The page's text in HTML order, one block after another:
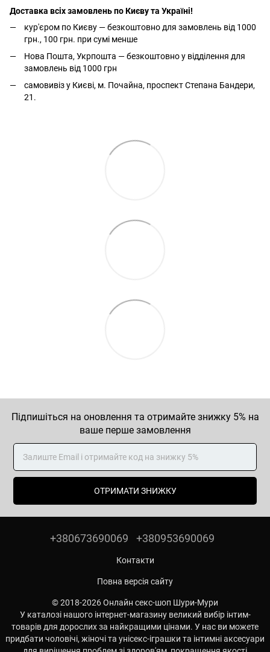
Доставка всіх замовлень по Києву та Україні!
кур'єром по Києву — безкоштовно для замовлень від 1000
грн., 100 грн. при сумі менше
Нова Пошта, Укрпошта — безкоштовно у відділення для
замовлень від 1000 грн
самовивіз у Києві, м. Почайна, проспект Степана Бандери,
21.
Підпишіться на оновлення та отримайте знижку 5% на
ваше перше замовлення
ОТРИМАТИ ЗНИЖКУ
+380673690069 +380953690069
Контакти
Повна версія сайту
© 2018-2026 Онлайн секс-шоп Шури-Мури
У каталозі нашого інтернет-магазину великий вибір інтим-
товарів для дорослих за найкращими цінами. У нас ви можете
придбати чоловічі, жіночі та унісекс-іграшки та інтимні аксесуари